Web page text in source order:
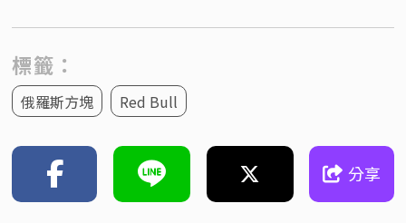
標籤：
俄羅斯方塊 Red Bull
分享